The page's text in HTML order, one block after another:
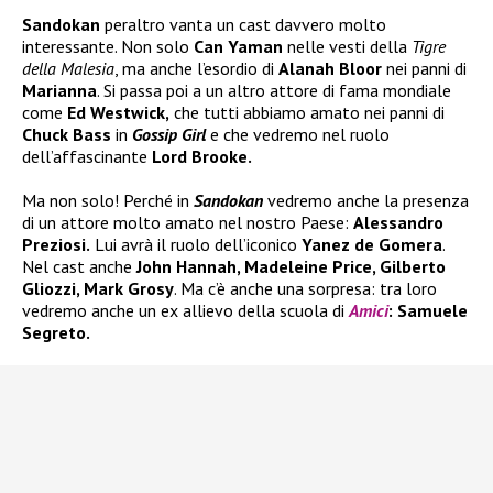
Sandokan peraltro vanta un cast davvero molto
interessante. Non solo Can Yaman nelle vesti della Tigre
della Malesia, ma anche l’esordio di Alanah Bloor nei panni di
Marianna. Si passa poi a un altro attore di fama mondiale
come Ed Westwick, che tutti abbiamo amato nei panni di
Chuck Bass in Gossip Girle che vedremo nel ruolo
dell’affascinante Lord Brooke.
Ma non solo! Perché in Sandokan vedremo anche la presenza
di un attore molto amato nel nostro Paese: Alessandro
Preziosi. Lui avrà il ruolo dell’iconico Yanez de Gomera.
Nel cast ancheJohn Hannah, Madeleine Price, Gilberto
Gliozzi, Mark Grosy. Ma c’è anche una sorpresa: tra loro
vedremo anche un ex allievo della scuola diAmici: Samuele
Segreto.